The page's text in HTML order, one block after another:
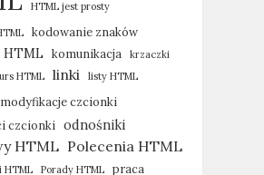
HTML jest prosty
kodowanie znaków
komunikacja krzaczki
HTML linki listy HTML
modyfikacje czcionki
czcionki
odnośniki
HTML Polecenia HTML
HTML Porady HTML
praca